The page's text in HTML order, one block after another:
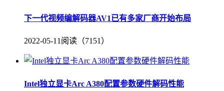
下一代视频编解码器AV1已有多家厂商开始布局
2022-05-11 阅读（7151）
Intel独立显卡Arc A380配置参数硬件解码性能